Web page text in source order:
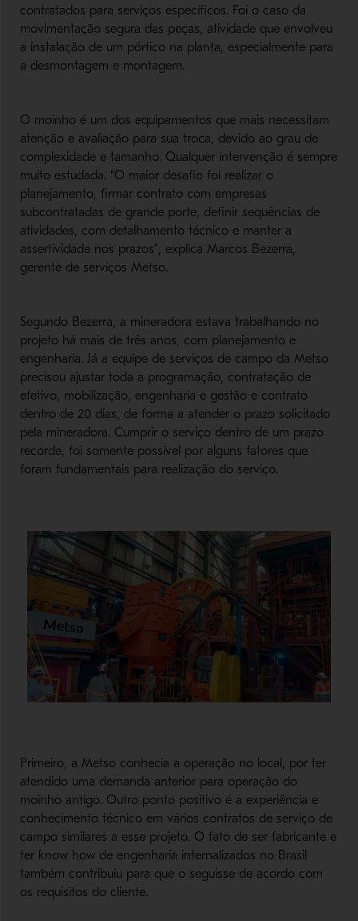
contratados para serviços específicos. Foi o caso da
movimentação segura das peças, atividade que envolveu
a instalação de um pórtico na planta, especialmente para
a desmontagem e montagem.
O moinho é um dos equipamentos que mais necessitam
atenção e avaliação para sua troca, devido ao grau de
complexidade e tamanho. Qualquer intervenção é sempre
muito estudada. “O maior desafio foi realizar o
planejamento, firmar contrato com empresas
subcontratadas de grande porte, definir sequências de
atividades, com detalhamento técnico e manter a
assertividade nos prazos”, explica Marcos Bezerra,
gerente de serviços Metso.
Segundo Bezerra, a mineradora estava trabalhando no
projeto há mais de três anos, com planejamento e
engenharia. Já a equipe de serviços de campo da Metso
precisou ajustar toda a programação, contratação de
efetivo, mobilização, engenharia e gestão e contrato
dentro de 20 dias, de forma a atender o prazo solicitado
pela mineradora. Cumprir o serviço dentro de um prazo
recorde, foi somente possível por alguns fatores que
foram fundamentais para realização do serviço.
Primeiro, a Metso conhecia a operação no local, por ter
atendido uma demanda anterior para operação do
moinho antigo. Outro ponto positivo é a experiência e
conhecimento técnico em vários contratos de serviço de
campo similares a esse projeto. O fato de ser fabricante e
ter know how de engenharia internalizados no Brasil
também contribuiu para que o seguisse de acordo com
os requisitos do cliente.